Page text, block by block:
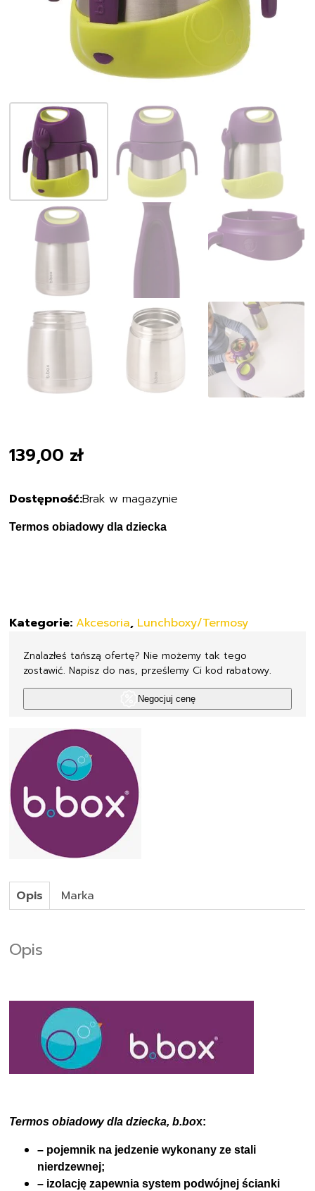
139,00 zł
Brak w magazynie
Termos obiadowy dla dziecka
Kategorie:Akcesoria, Lunchboxy/Termosy
Znalazłeś tańszą ofertę? Nie możemy tak tego
zostawić. Napisz do nas, prześlemy Ci kod rabatowy.
Negocjuj cenę
Opis Marka
Opis
Termos obiadowy dla dziecka, b.box:
– pojemnik na jedzenie wykonany ze stali
nierdzewnej;
– izolację zapewnia system podwójnej ścianki